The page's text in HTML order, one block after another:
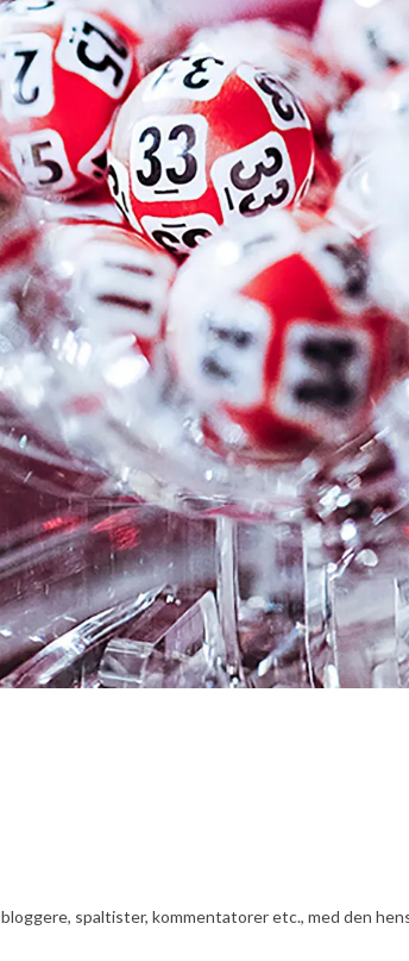
spaltister, kommentatorer etc., med den